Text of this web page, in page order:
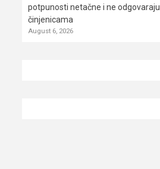
potpunosti netačne i ne odgovaraju
činjenicama
August 6, 2026